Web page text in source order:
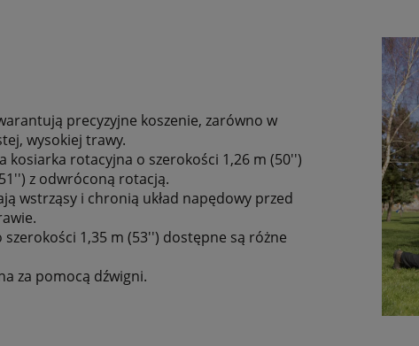
precyzyjne koszenie, zarówno w
wysokiej trawy.
kosiarka rotacyjna o szerokości 1,26 m (50'')
z odwróconą rotacją.
wstrząsy i chronią układ napędowy przed
1,35 m (53'') dostępne są różne
za pomocą dźwigni.